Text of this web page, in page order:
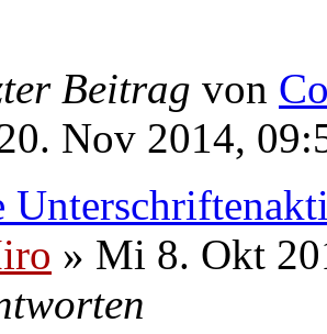
Beitrag von
Nov 2014,
» Mi 8. Okt